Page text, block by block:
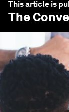
This article is
The